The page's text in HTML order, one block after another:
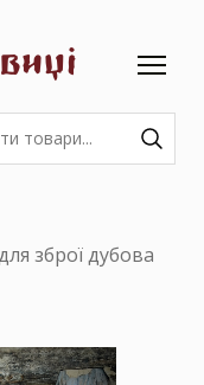
зброї дубова